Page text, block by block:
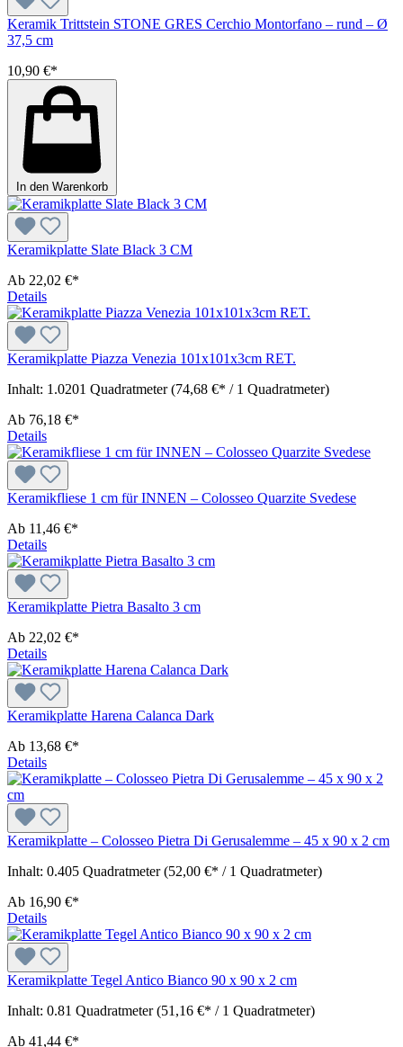
Keramik Trittstein STONE GRES Cerchio Montorfano – rund – Ø
37,5 cm
10,90 €*
In den Warenkorb
Keramikplatte Slate Black 3 CM
Ab 22,02 €*
Details
Keramikplatte Piazza Venezia 101x101x3cm RET.
Inhalt: 1.0201 Quadratmeter(74,68 €* / 1 Quadratmeter)
Ab 76,18 €*
Details
Keramikfliese 1 cm für INNEN – Colosseo Quarzite Svedese
Ab 11,46 €*
Details
Keramikplatte Pietra Basalto 3 cm
Ab 22,02 €*
Details
Keramikplatte Harena Calanca Dark
Ab 13,68 €*
Details
Keramikplatte – Colosseo Pietra Di Gerusalemme – 45 x 90 x 2 cm
Inhalt: 0.405 Quadratmeter(52,00 €* / 1 Quadratmeter)
Ab 16,90 €*
Details
Keramikplatte Tegel Antico Bianco 90 x 90 x 2 cm
Inhalt: 0.81 Quadratmeter(51,16 €* / 1 Quadratmeter)
Ab 41,44 €*